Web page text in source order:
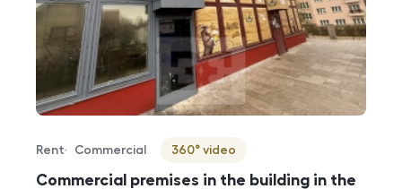
Commercial premises in the building in the
Offer type
Rent
Property type
Commercial
Virtuální prohlídka
360° video